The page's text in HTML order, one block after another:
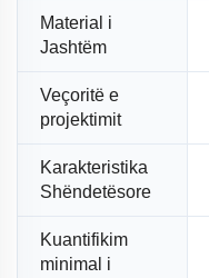
Material i
Jashtëm
Veçoritë e
projektimit
Karakteristika
Shëndetësore
Kuantifikim
minimal i